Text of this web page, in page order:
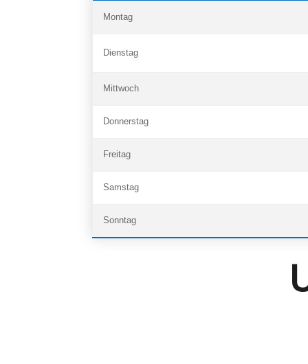
Montag
Dienstag
Mittwoch
Donnerstag
Freitag
Samstag
Sonntag